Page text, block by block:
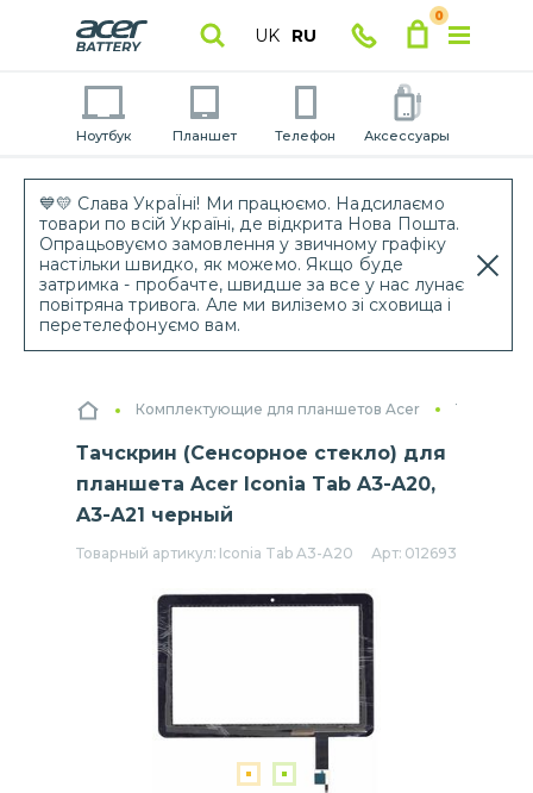
💙💛 Слава УкраЇні! Ми працюємо. Надсилаємо
товари по всій Україні, де відкрита Нова Пошта.
Опрацьовуємо замовлення у звичному графіку
настільки швидко, як можемо. Якщо буде
затримка - пробачте, швидше за все у нас лунає
повітряна тривога. Але ми виліземо зі сховища і
перетелефонуємо вам.
UK RU
0
Ноутбук Планшет Телефон Аксессуары
Комплектующие для планшетов Acer
Тачскрин (Сенсорное стекло) для
планшета Acer Iconia Tab A3-A20,
A3-A21 черный
Товарный артикул: Iconia Tab A3-A20 Арт: 012693